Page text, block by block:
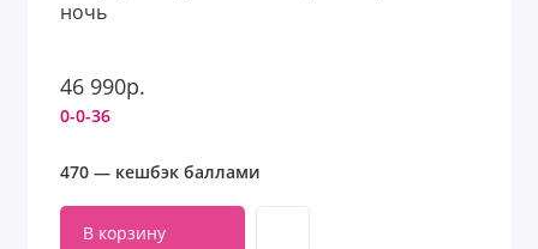
ночь
46 990р.
0-0-36
470 — кешбэк баллами
В корзину